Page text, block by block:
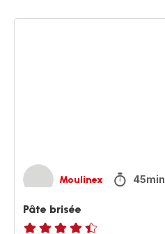
Moulinex 45min
Pâte brisée